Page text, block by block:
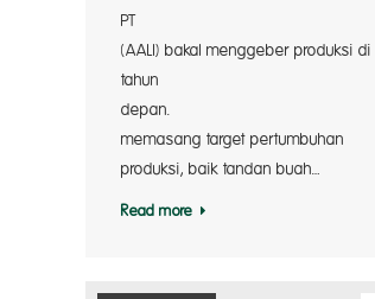
(AALI) bakal menggeber produksi di
tahun
memasang target pertumbuhan
produksi, baik tandan buah…
Read more